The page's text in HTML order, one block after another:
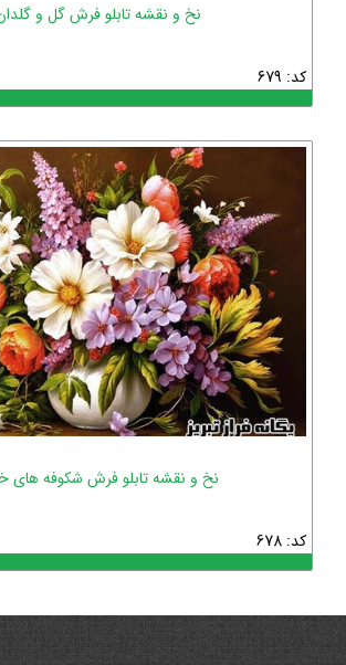
نخ و نقشه تابلو فرش گل و
کد: 679
نخ و نقشه تابلو فرش شکوفه های
کد: 678